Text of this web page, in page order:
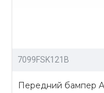
7099FSK121B
Передний бампер